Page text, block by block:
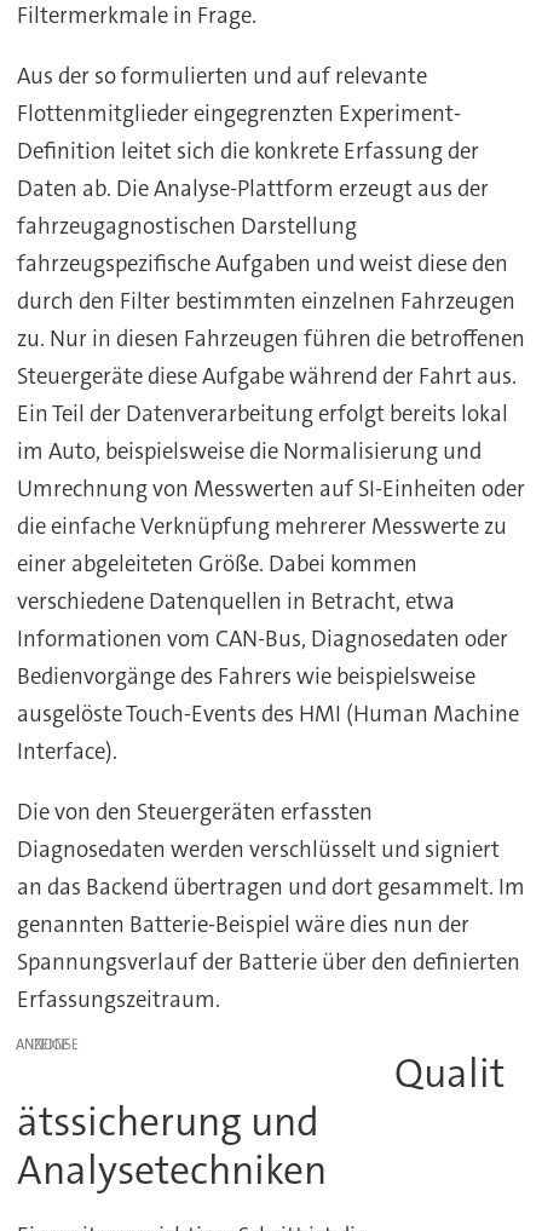
Filtermerkmale in Frage.
Aus der so formulierten und auf relevante
Flottenmitglieder eingegrenzten Experiment-
Definition leitet sich die konkrete Erfassung der
Daten ab. Die Analyse-Plattform erzeugt aus der
fahrzeugagnostischen Darstellung
fahrzeugspezifische Aufgaben und weist diese den
durch den Filter bestimmten einzelnen Fahrzeugen
zu. Nur in diesen Fahrzeugen führen die betroffenen
Steuergeräte diese Aufgabe während der Fahrt aus.
Ein Teil der Datenverarbeitung erfolgt bereits lokal
im Auto, beispielsweise die Normalisierung und
Umrechnung von Messwerten auf SI-Einheiten oder
die einfache Verknüpfung mehrerer Messwerte zu
einer abgeleiteten Größe. Dabei kommen
verschiedene Datenquellen in Betracht, etwa
Informationen vom CAN-Bus, Diagnosedaten oder
Bedienvorgänge des Fahrers wie beispielsweise
ausgelöste Touch-Events des HMI (Human Machine
Interface).
Die von den Steuergeräten erfassten
Diagnosedaten werden verschlüsselt und signiert
an das Backend übertragen und dort gesammelt. Im
genannten Batterie-Beispiel wäre dies nun der
Spannungsverlauf der Batterie über den definierten
Erfassungszeitraum.
ANZEIGE
Qualit
ätssicherung und
Analysetechniken